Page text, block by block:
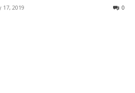
17, 2019 0